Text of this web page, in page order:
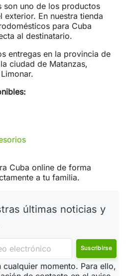
son uno de los productos
exterior. En nuestra tienda
para Cuba
al destinatario.
entregas en la provincia de
ciudad de Matanzas,
Cuba online de forma
a tu familia.
últimas noticias y
cualquier momento. Para ello,